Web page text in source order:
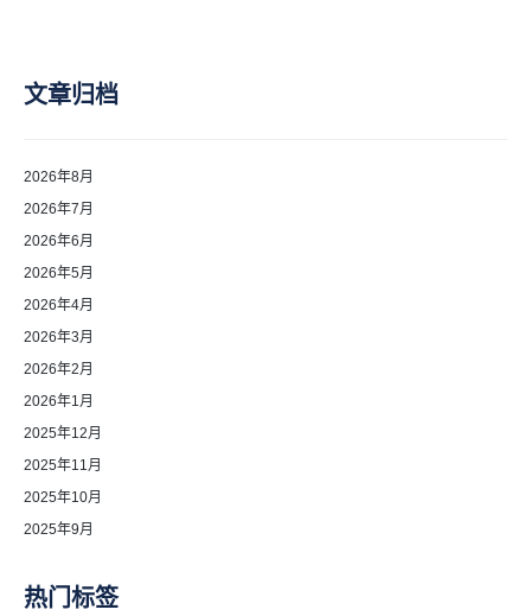
文章归档
2026年8月
2026年7月
2026年6月
2026年5月
2026年4月
2026年3月
2026年2月
2026年1月
2025年12月
2025年11月
2025年10月
2025年9月
热门标签